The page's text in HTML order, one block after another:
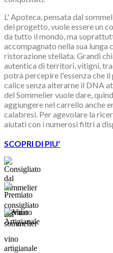
L' Apoteca, pensata dal
del progetto, vuole essere un
da tutto il mondo, ma
accompagnato nella sua lunga
ristorazione stellata. Grandi
autentica di territori, vitigni,
potrà percepire l'essenza che
calice senza alterarne il DNA
del Sommelier vuole dare,
aggiungere nel carrello anche
calabresi. Per agevolare la
aiutati con i numerosi filtri a
SCOPRI DI PIU'
consigliato
dal
sommelier
premiato
vino
artigianale